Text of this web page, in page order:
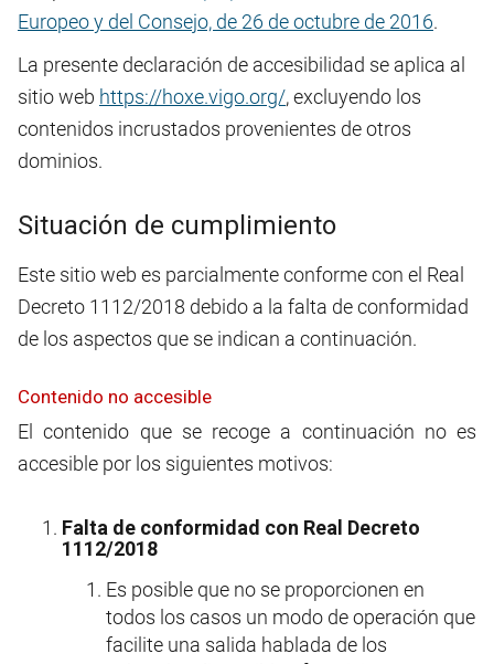
Europeo y del Consejo, de 26 de octubre de 2016.
La presente declaración de accesibilidad se aplica al
sitio web https://hoxe.vigo.org/, excluyendo los
contenidos incrustados provenientes de otros
dominios.
Situación de cumplimiento
Este sitio web es parcialmente conformecon el Real
Decreto 1112/2018 debido a la falta de conformidad
de los aspectos que se indican a continuación.
Contenido no accesible
El contenido que se recoge a continuación no es
accesible por los siguientes motivos:
Falta de conformidad con Real Decreto
1112/2018
Es posible que no se proporcionen en
todos los casos un modo de operación que
facilite una salida hablada de los